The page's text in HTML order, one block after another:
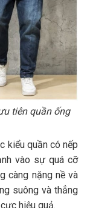
tiên quần ống
kiểu quần có nếp
vào sự quá cỡ
càng nặng nề và
suông và thẳng
hiệu quả.